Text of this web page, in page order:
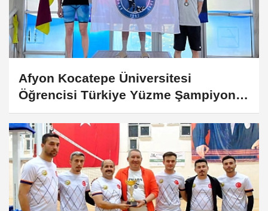
Afyon Kocatepe Üniversitesi
Öğrencisi Türkiye Yüzme Şampiyonu
Oldu